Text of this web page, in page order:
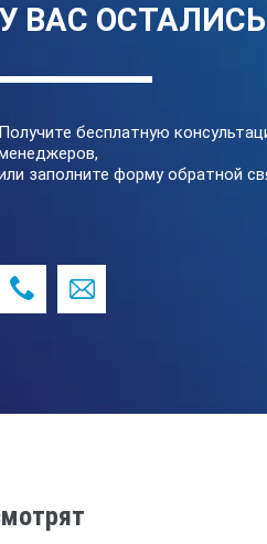
У ВАС
Получите бесплатную
заполните форму обратной